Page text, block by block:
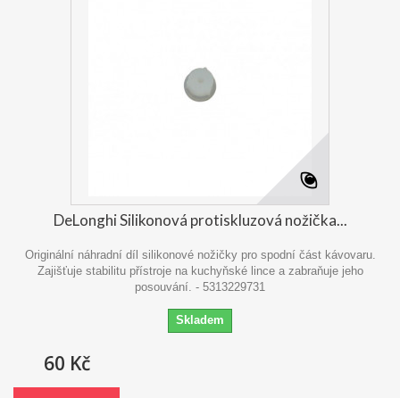
DeLonghi Silikonová protiskluzová nožička...
Originální náhradní díl silikonové nožičky pro spodní část kávovaru.
Zajišťuje stabilitu přístroje na kuchyňské lince a zabraňuje jeho
posouvání. - 5313229731
Skladem
60 Kč